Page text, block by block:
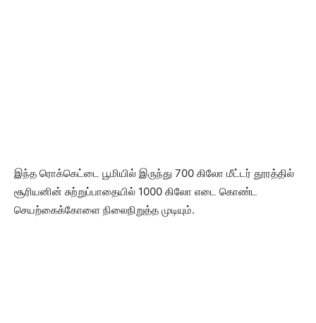
இந்த ரொக்கெட்டை பூமியில் இருந்து 700 கிலோ மீட்டர் தூரத்தில்
சூரியனின் சுற்றுப்பாதையில் 1000 கிலோ எடை கொண்ட
செயற்கைக்கோளை நிலைநிறுத்த முடியும்.